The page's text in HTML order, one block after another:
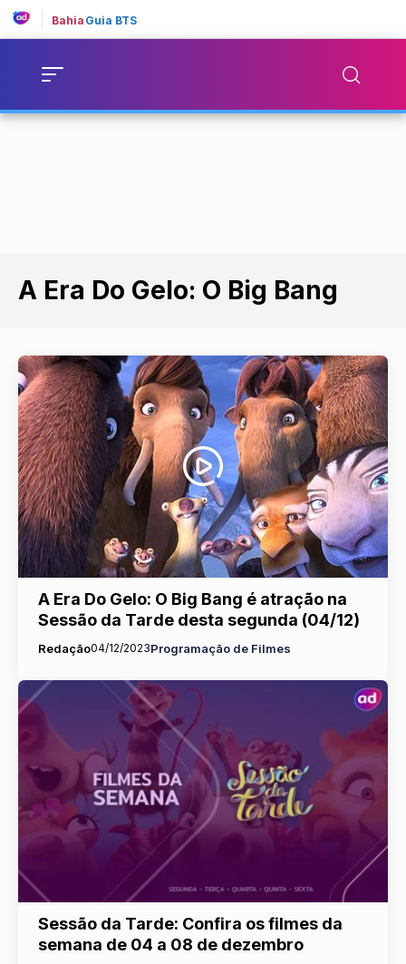
Bahia Guia BTS
A Era Do Gelo: O Big Bang
A Era Do Gelo: O Big Bang é atração na
Sessão da Tarde desta segunda (04/12)
Redação04/12/2023Programação de Filmes
Sessão da Tarde: Confira os filmes da
semana de 04 a 08 de dezembro